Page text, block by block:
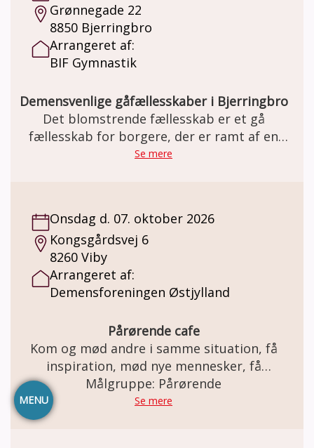
MENU
Grønnegade 22
8850 Bjerringbro
Arrangeret af:
BIF Gymnastik
Demensvenlige gåfællesskaber i Bjerringbro
Det blomstrende fællesskab er et gå
fællesskab for borgere, der er ramt af en
demens sygdom, og deres
Se mere
Onsdag d. 07. oktober 2026
Kongsgårdsvej 6
8260 Viby
Arrangeret af:
Demensforeningen Østjylland
Pårørende cafe
Kom og mød andre i samme situation, få
inspiration, mød nye mennesker, få
rådgivning.
Målgruppe: Pårørende
Se mere